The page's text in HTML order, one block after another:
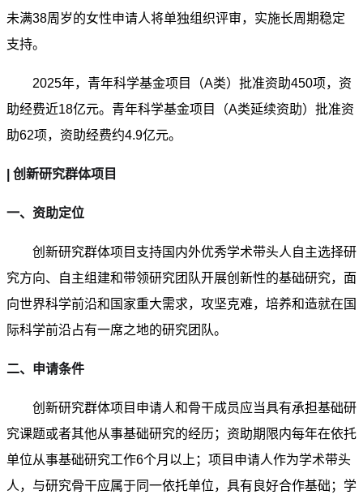
未满38周岁的女性申请人将单独组织评审，实施长周期稳定
支持。
2025年，青年科学基金项目（A类）批准资助450项，资
助经费近18亿元。青年科学基金项目（A类延续资助）批准资
助62项，资助经费约4.9亿元。
| 创新研究群体项目
一、资助定位
创新研究群体项目支持国内外优秀学术带头人自主选择研
究方向、自主组建和带领研究团队开展创新性的基础研究，面
向世界科学前沿和国家重大需求，攻坚克难，培养和造就在国
际科学前沿占有一席之地的研究团队。
二、申请条件
创新研究群体项目申请人和骨干成员应当具有承担基础研
究课题或者其他从事基础研究的经历；资助期限内每年在依托
单位从事基础研究工作6个月以上；项目申请人作为学术带头
人，与研究骨干应属于同一依托单位，具有良好合作基础；学